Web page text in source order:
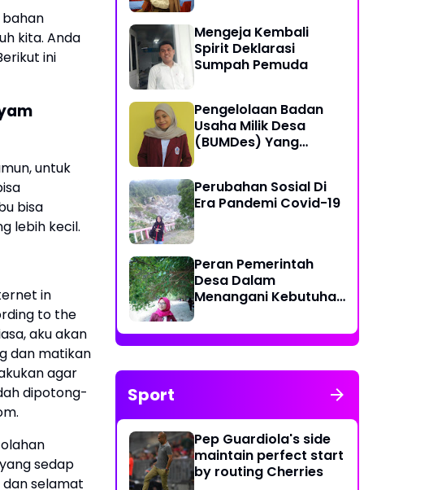
bahan
kita. Anda
ini
untuk
bisa
lebih kecil.
in
to the
aku akan
dan matikan
agar
dipotong-
sedap
selamat
Mengeja Kembali
Spirit Deklarasi
Sumpah Pemuda
Pengelolaan Badan
Usaha Milik Desa
(BUMDes) Yang
Perubahan Sosial Di
Era Pandemi Covid-19
Peran Pemerintah
Desa Dalam
Menangani Kebutuhan
Ketersediaannya Air
Bersih
Sport
Pep Guardiola's side
maintain perfect start
by routing Cherries